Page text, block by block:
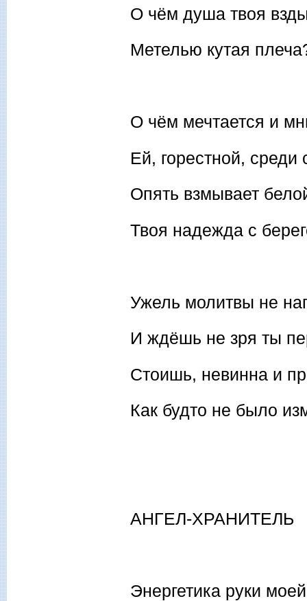
О чём душа твоя
Метелью кутая
О чём мечтается и
Ей, горестной, среди
Опять взмывает
Твоя надежда с
Ужель молитвы не
И ждёшь не зря ты
Стоишь, невинна и
Как будто не было
АНГЕЛ-ХРАНИТЕЛЬ
Энергетика руки